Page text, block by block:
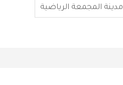
مدينة المجمعة الرياضية